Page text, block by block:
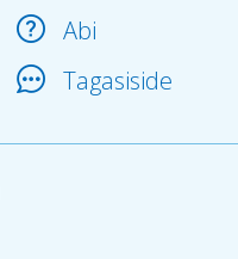
Abi
Tagasiside